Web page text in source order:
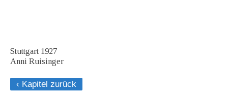
Stuttgart 1927
Anni Ruisinger
‹ Kapitel zurück